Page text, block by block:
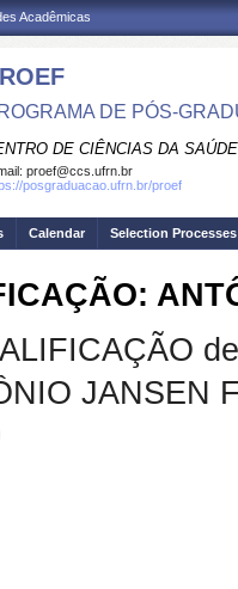
Acadêmicas
DE PÓS-
DE CIÊNCIAS DA SAÚDE
proef@ccs.ufrn.br
posgraduacao.ufrn.br/proef
Calendar Selection Processes
JANSEN